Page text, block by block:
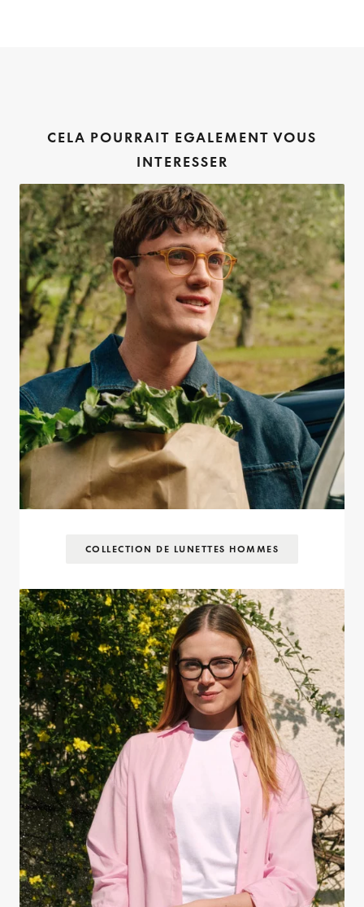
CELA POURRAIT EGALEMENT VOUS
INTERESSER
COLLECTION DE LUNETTES HOMMES